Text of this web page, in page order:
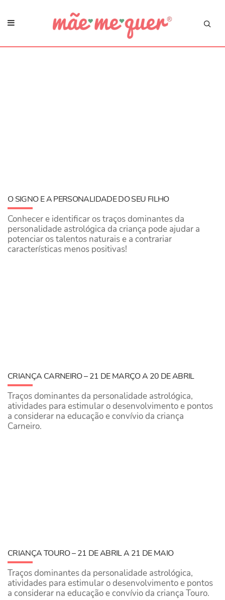
O SIGNO E A PERSONALIDADE DO SEU FILHO
Conhecer e identificar os traços dominantes da
personalidade astrológica da criança pode ajudar a
potenciar os talentos naturais e a contrariar
características menos positivas!
CRIANÇA CARNEIRO – 21 DE MARÇO A 20 DE ABRIL
Traços dominantes da personalidade astrológica,
atividades para estimular o desenvolvimento e pontos
a considerar na educação e convívio da criança
Carneiro.
CRIANÇA TOURO – 21 DE ABRIL A 21 DE MAIO
Traços dominantes da personalidade astrológica,
atividades para estimular o desenvolvimento e pontos
a considerar na educação e convívio da criança Touro.